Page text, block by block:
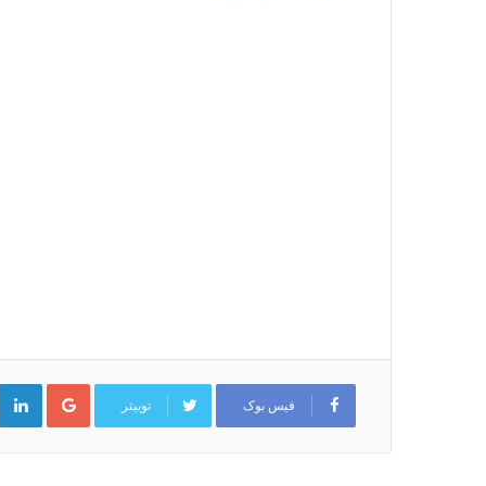
فیس بوک توییتر
گوگل
پلاس